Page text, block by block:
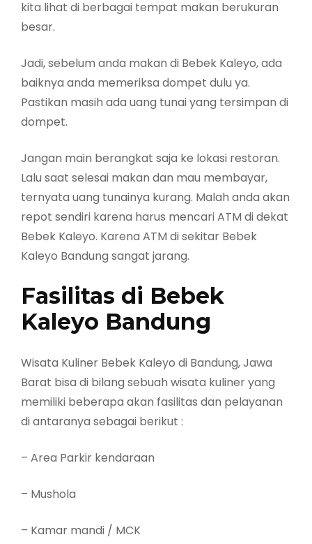
kita lihat di berbagai tempat makan berukuran
besar.
Jadi, sebelum anda makan di Bebek Kaleyo, ada
baiknya anda memeriksa dompet dulu ya.
Pastikan masih ada uang tunai yang tersimpan di
dompet.
Jangan main berangkat saja ke lokasi restoran.
Lalu saat selesai makan dan mau membayar,
ternyata uang tunainya kurang. Malah anda akan
repot sendiri karena harus mencari ATM di dekat
Bebek Kaleyo. Karena ATM di sekitar Bebek
Kaleyo Bandung sangat jarang.
Fasilitas di Bebek
Kaleyo Bandung
Wisata Kuliner Bebek Kaleyo di Bandung, Jawa
Barat bisa di bilang sebuah wisata kuliner yang
memiliki beberapa akan fasilitas dan pelayanan
di antaranya sebagai berikut :
– Area Parkir kendaraan
– Mushola
– Kamar mandi / MCK